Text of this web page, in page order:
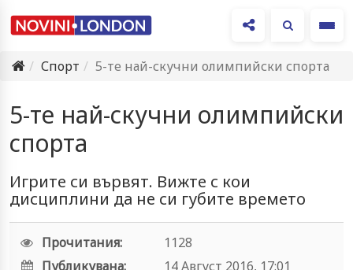
Спорт
5-те най-скучни олимпийски спорта
5-те най-скучни олимпийски
спорта
Игрите си вървят. Вижте с кои
дисциплини да не си губите времето
Прочитания:
1128
Публикувана:
14 Август 2016, 17:01